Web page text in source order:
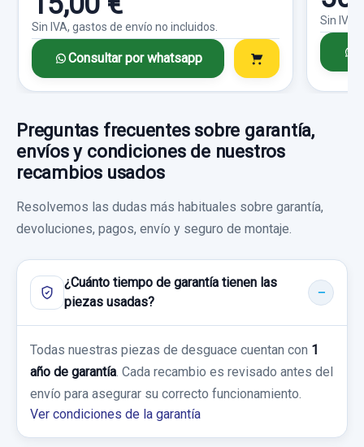
BRAZO SUSPENSION INFERIOR DELANTERO
DERECHO
BRAZO SUSPENSION INFERIOR
DELANTERO... usado.
DAEWOO LANOS 1.3 G
Garantía 1 año
Sin IVA, gastos de envío no incluidos.
Consultar por whatsapp
Sin IVA,
Preguntas frecuentes sobre garantía,
envíos y condiciones de nuestros
recambios usados
Resolvemos las dudas más habituales sobre garantía,
devoluciones, pagos, envío y seguro de montaje.
¿Cuánto tiempo de garantía tienen las
piezas usadas?
Todas nuestras piezas de desguace cuentan con 1
año de garantía . Cada recambio es revisado antes del
envío para asegurar su correcto funcionamiento.
Ver condiciones de la garantía